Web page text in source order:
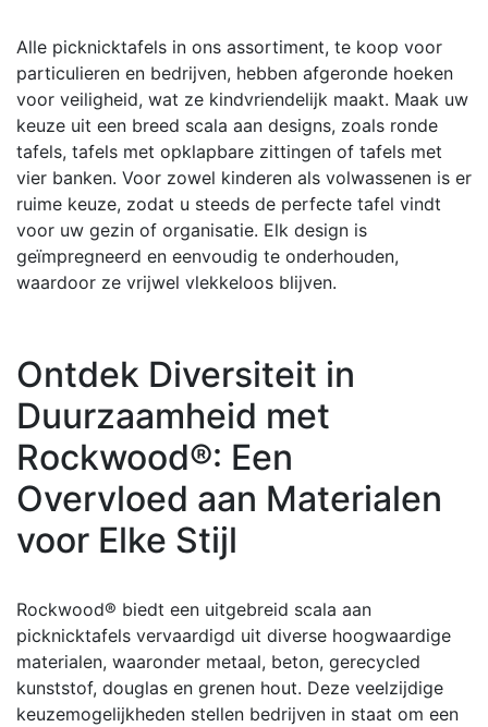
Alle picknicktafels in ons assortiment, te koop voor
particulieren en bedrijven, hebben afgeronde hoeken
voor veiligheid, wat ze kindvriendelijk maakt. Maak uw
keuze uit een breed scala aan designs, zoals ronde
tafels, tafels met opklapbare zittingen of tafels met
vier banken. Voor zowel kinderen als volwassenen is er
ruime keuze, zodat u steeds de perfecte tafel vindt
voor uw gezin of organisatie. Elk design is
geïmpregneerd en eenvoudig te onderhouden,
waardoor ze vrijwel vlekkeloos blijven.
Ontdek Diversiteit in
Duurzaamheid met
Rockwood®: Een
Overvloed aan Materialen
voor Elke Stijl
Rockwood® biedt een uitgebreid scala aan
picknicktafels vervaardigd uit diverse hoogwaardige
materialen, waaronder metaal, beton, gerecycled
kunststof, douglas en grenen hout. Deze veelzijdige
keuzemogelijkheden stellen bedrijven in staat om een